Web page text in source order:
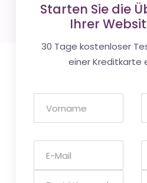
Starten Sie die
Ihrer
30 Tage kostenloser
einer Kreditkarte